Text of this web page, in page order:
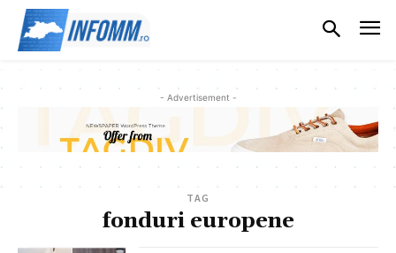
- Advertisement -
TAG
fonduri europene